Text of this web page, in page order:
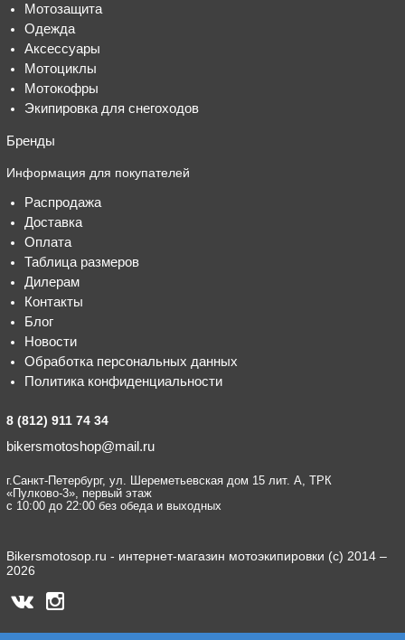
Мотозащита
Одежда
Аксессуары
Мотоциклы
Мотокофры
Экипировка для снегоходов
Бренды
Информация для покупателей
Распродажа
Доставка
Оплата
Таблица размеров
Дилерам
Контакты
Блог
Новости
Обработка персональных данных
Политика конфиденциальности
8 (812) 911 74 34
bikersmotoshop@mail.ru
г.Санкт-Петербург, ул. Шереметьевская дом 15 лит. А, ТРК
«Пулково-3», первый этаж
с 10:00 до 22:00 без обеда и выходных
Bikersmotosop.ru - интернет-магазин мотоэкипировки (c) 2014 –
2026